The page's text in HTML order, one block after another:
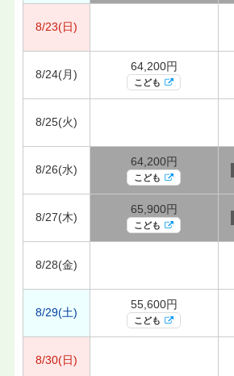
8/23(日)
8/24(月)
64,200円
こども
8/25(火)
8/26(水)
64,200円
こども
8/27(木)
65,900円
こども
8/28(金)
8/29(土)
55,600円
こども
8/30(日)